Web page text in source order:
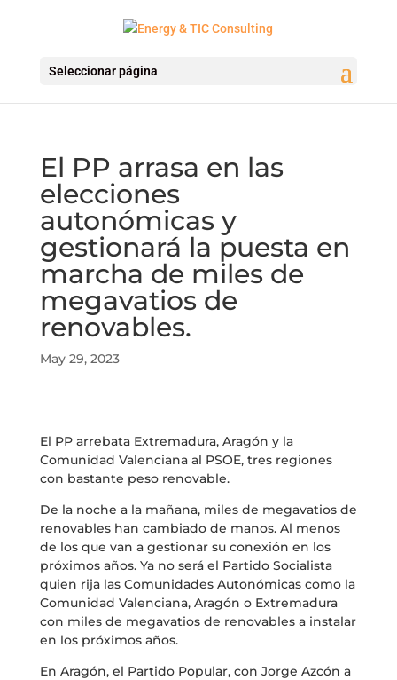
Seleccionar página
El PP arrasa en las
elecciones
autonómicas y
gestionará la puesta en
marcha de miles de
megavatios de
renovables.
May 29, 2023
El PP arrebata Extremadura, Aragón y la
Comunidad Valenciana al PSOE, tres regiones
con bastante peso renovable.
De la noche a la mañana, miles de megavatios de
renovables han cambiado de manos. Al menos
de los que van a gestionar su conexión en los
próximos años. Ya no será el Partido Socialista
quien rija las Comunidades Autonómicas como la
Comunidad Valenciana, Aragón o Extremadura
con miles de megavatios de renovables a instalar
en los próximos años.
En Aragón, el Partido Popular, con Jorge Azcón a